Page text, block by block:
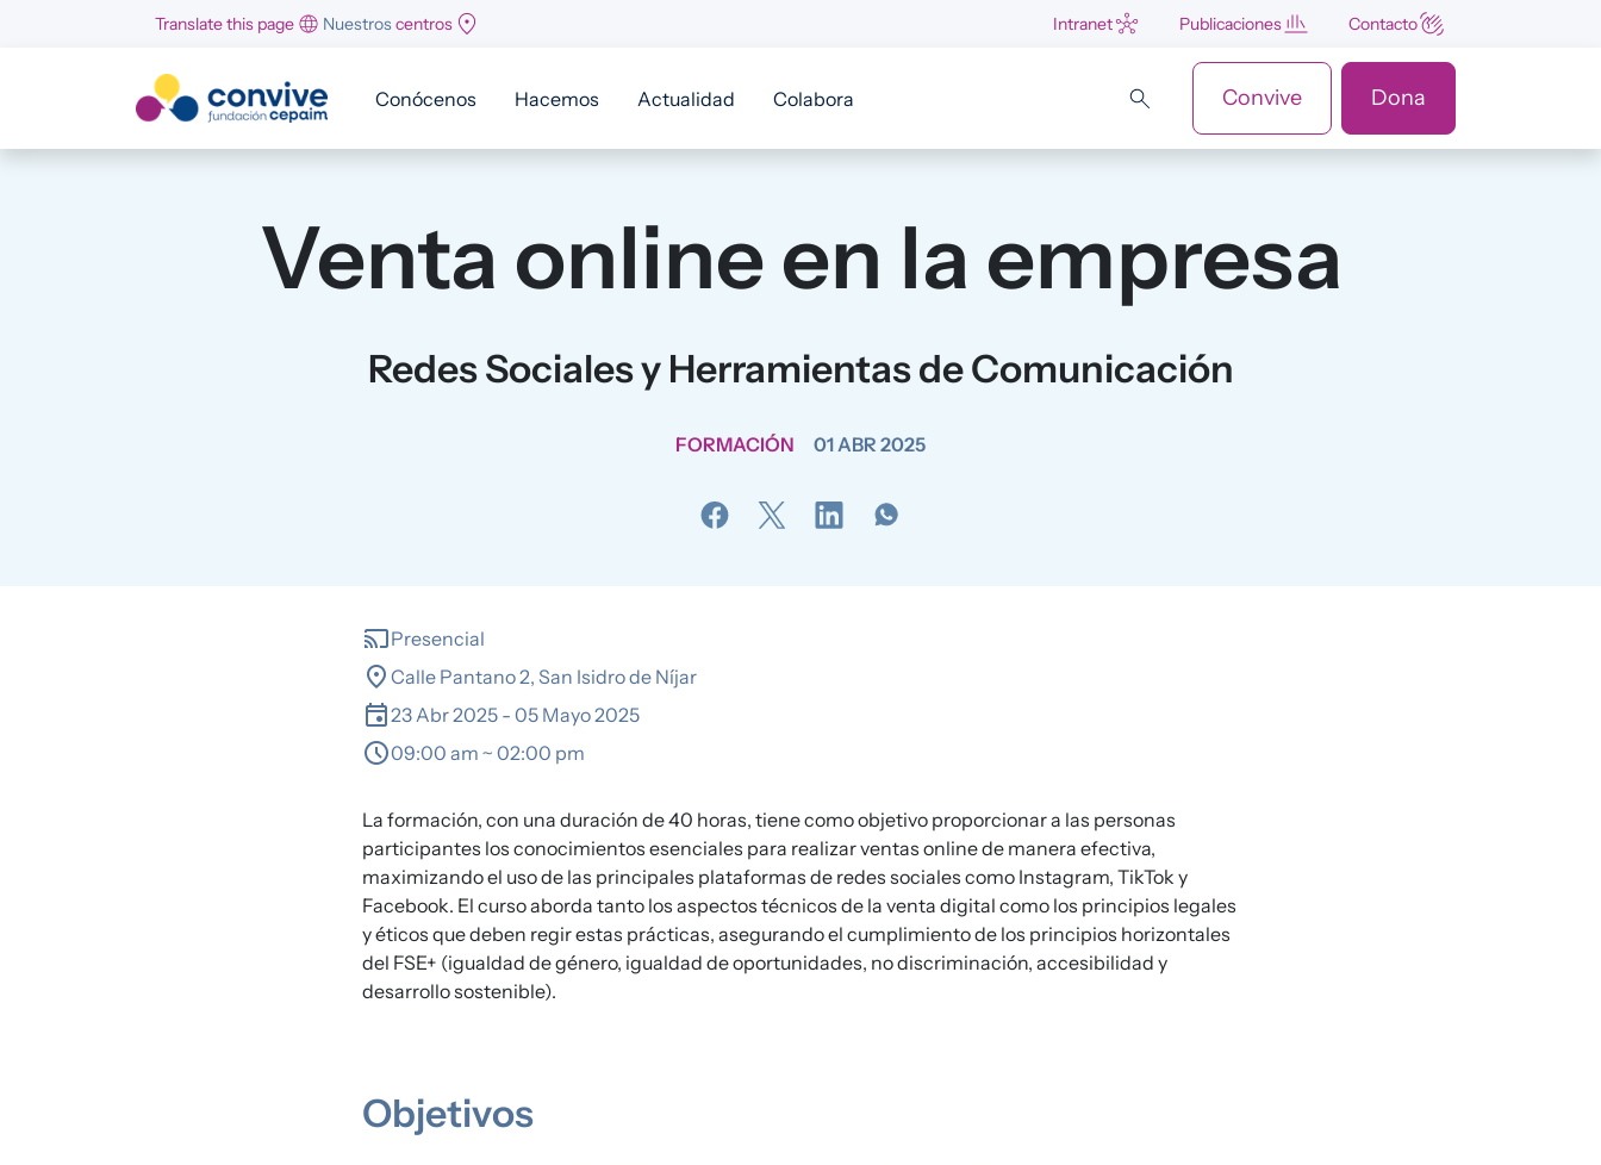
Pasar al contenido principal
Translate this page Nuestroscentros Intranet Publicaciones Contacto
Conócenos Hacemos Actualidad Colabora Convive Dona
Venta online en la empresa
Redes Sociales y Herramientas de Comunicación
FORMACIÓN 01 ABR 2025
castPresencial
location_on Calle Pantano 2, San Isidro de Níjar
event23 Abr 2025 - 05 Mayo 2025
schedule09:00 am ~ 02:00 pm
La formación, con una duración de 40 horas, tiene como objetivo proporcionar a las personas
participantes los conocimientos esenciales para realizar ventas online de manera efectiva,
maximizando el uso de las principales plataformas de redes sociales como Instagram, TikTok y
Facebook. El curso aborda tanto los aspectos técnicos de la venta digital como los principios legales
y éticos que deben regir estas prácticas, asegurando el cumplimiento de los principios horizontales
del FSE+ (igualdad de género, igualdad de oportunidades, no discriminación, accesibilidad y
desarrollo sostenible).
Objetivos